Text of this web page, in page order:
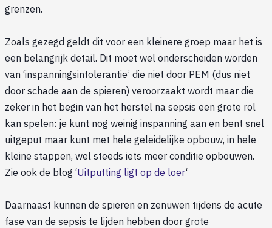
grenzen.
Zoals gezegd geldt dit voor een kleinere groep maar het is
een belangrijk detail. Dit moet wel onderscheiden worden
van ‘inspanningsintolerantie’ die niet door PEM (dus niet
door schade aan de spieren) veroorzaakt wordt maar die
zeker in het begin van het herstel na sepsis een grote rol
kan spelen: je kunt nog weinig inspanning aan en bent snel
uitgeput maar kunt met hele geleidelijke opbouw, in hele
kleine stappen, wel steeds iets meer conditie opbouwen.
Zie ook de blog ‘Uitputting ligt op de loer‘
Daarnaast kunnen de spieren en zenuwen tijdens de acute
fase van de sepsis te lijden hebben door grote